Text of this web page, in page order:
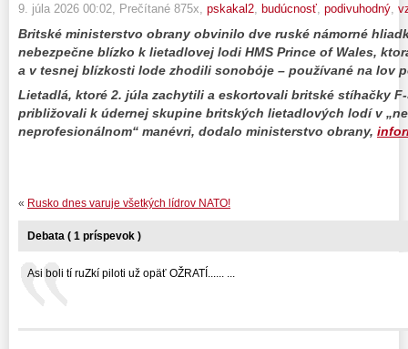
9. júla 2026 00:02 , Prečítané 875x, pskakal2 budúcnosť podivuhodný
Britské ministerstvo obrany obvinilo dve ruské námorné
nebezpečne blízko k lietadlovej lodi HMS Prince of Wales,
a v tesnej blízkosti lode zhodili sonobóje – používané na lov
Lietadlá, ktoré 2. júla zachytili a eskortovali britské stíhačky
približovali k údernej skupine britských lietadlových lodí v
neprofesionálnom“ manévri, dodalo ministerstvo obrany,
« Rusko dnes varuje všetkých lídrov NATO!
Debata ( 1 príspevok )
Asi boli tí ruZkí piloti už opäť OŽRATÍ...... ...